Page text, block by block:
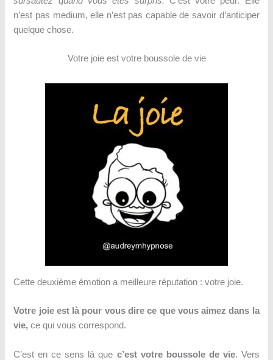
n’est pas medium, elle n’est pas capable de savoir d’anticiper
quelque chose.
Votre joie est votre boussole de vie
Cette deuxième émotion a meilleure réputation : votre joie.
Votre joie est là pour vous dire ce que vous aimez dans la
vie,ce qui vous correspond.
C’est en ce sens là que c’est votre boussole de vie. Vers